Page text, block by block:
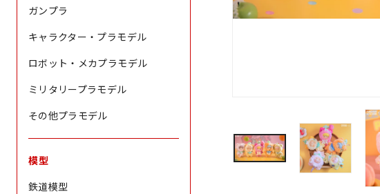
ガンプラ
キャラクター・プラモデル
ロボット・メカプラモデル
ミリタリープラモデル
その他プラモデル
模型
鉄道模型